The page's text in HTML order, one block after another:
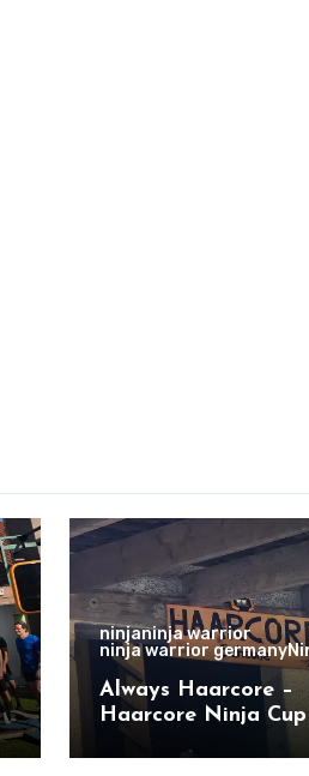
ninjaninja warrior
ninja warrior germany
Always Haarcore –
Haarcore Ninja